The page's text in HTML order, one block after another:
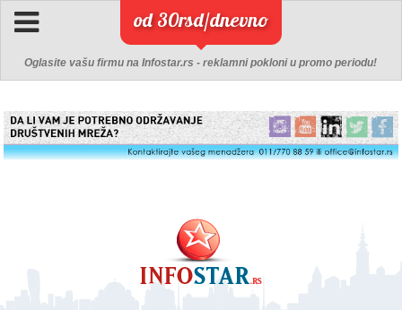
od 30rsd/dnevno
Oglasite vašu firmu na Infostar.rs - reklamni pokloni u promo periodu!